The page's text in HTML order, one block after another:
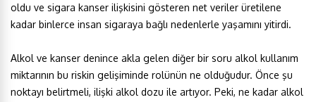
oldu ve sigara kanser ilişkisini gösteren net veriler üretilene
kadar binlerce insan sigaraya bağlı nedenlerle yaşamını yitirdi.
Alkol ve kanser denince akla gelen diğer bir soru alkol kullanım
miktarının bu riskin gelişiminde rolünün ne olduğudur. Önce şu
noktayı belirtmeli, ilişki alkol dozu ile artıyor. Peki, ne kadar alkol